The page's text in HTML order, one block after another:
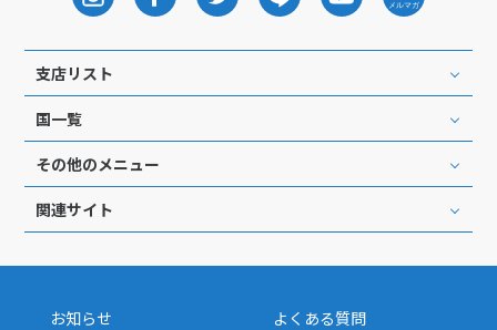
支店リスト
国一覧
その他のメニュー
関連サイト
お知らせ
よくある質問